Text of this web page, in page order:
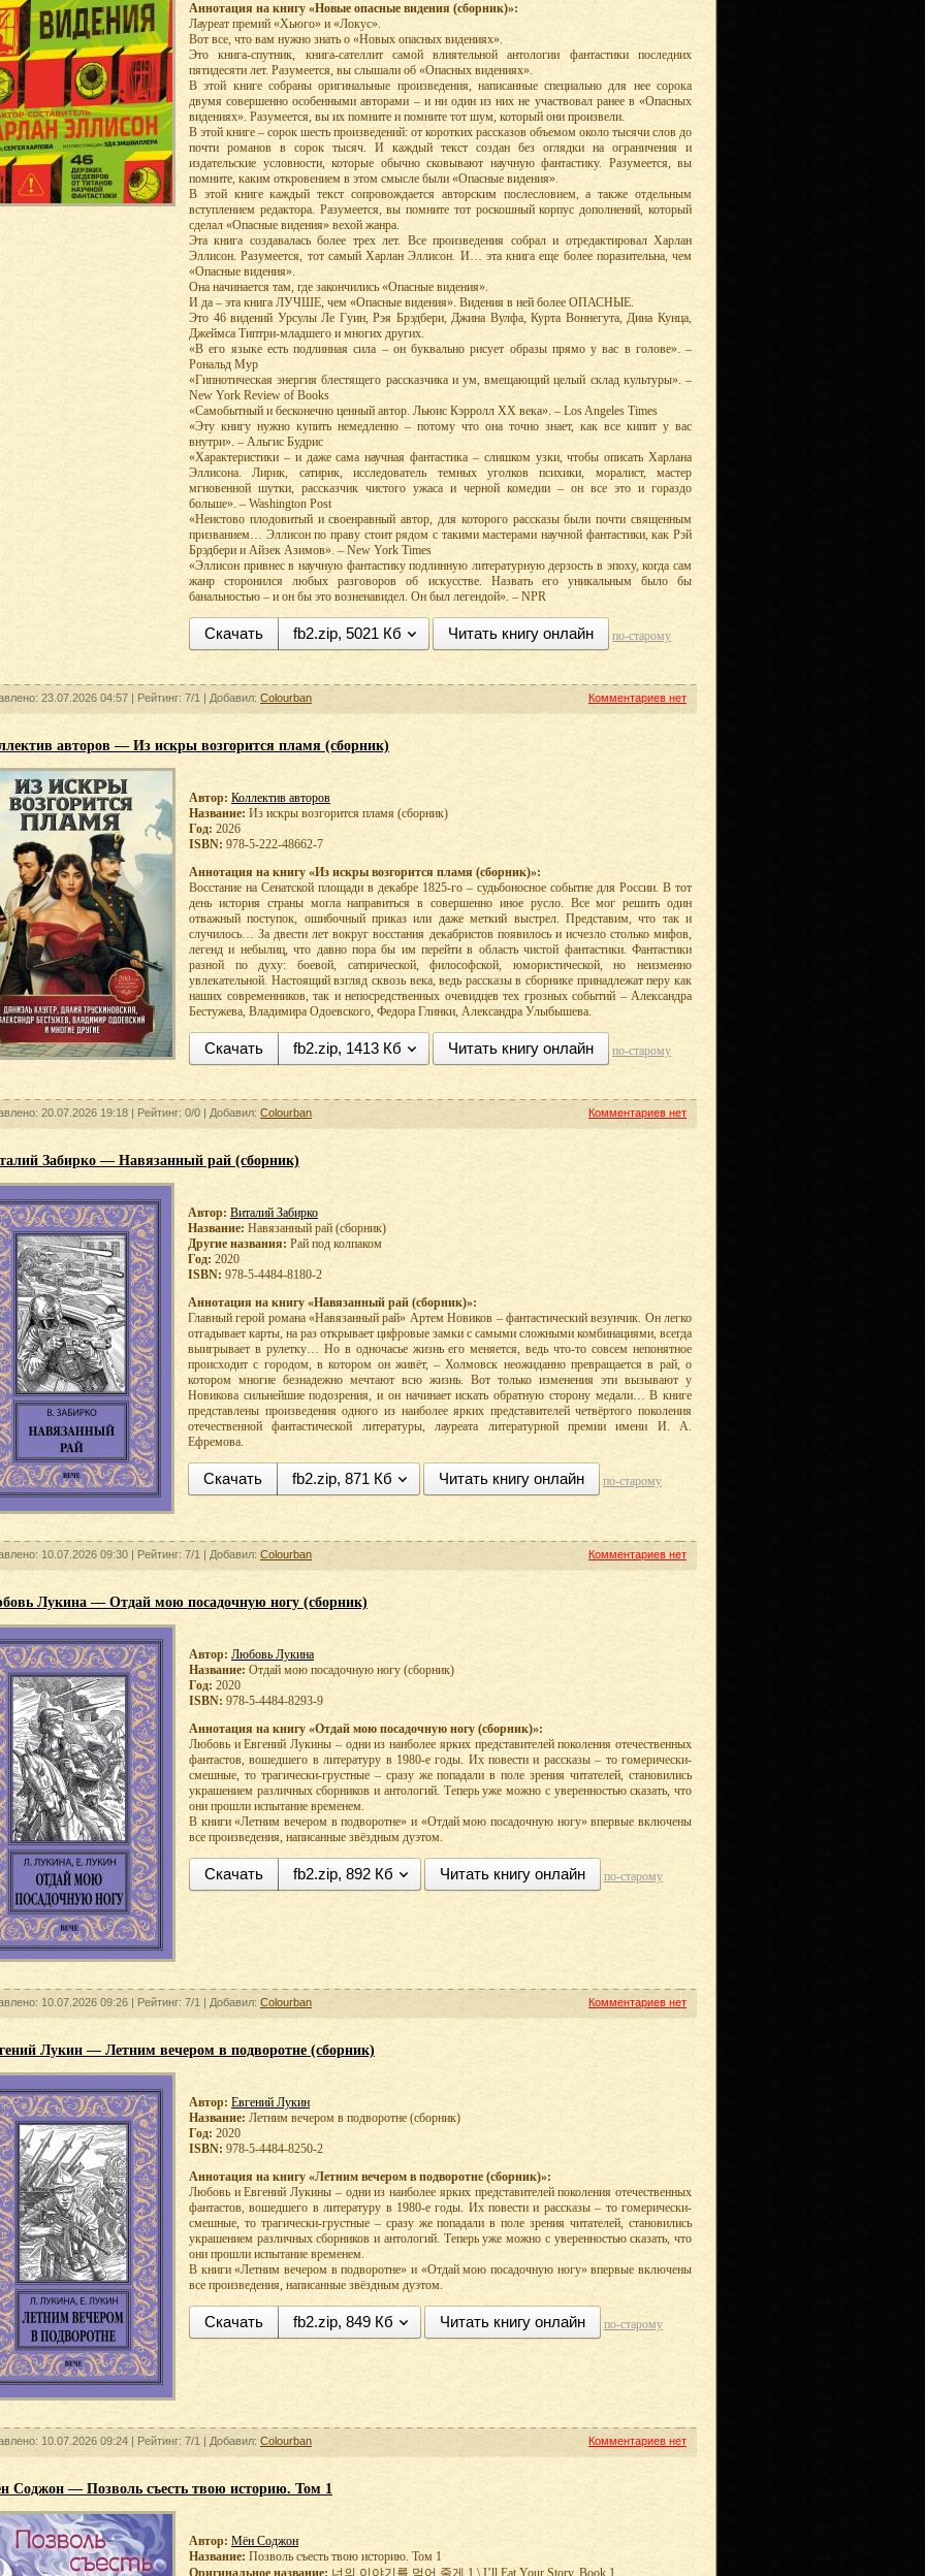
Аннотация на книгу «Новые опасные видения (сборник)»:
Лауреат премий «Хьюго» и «Локус».
Вот все, что вам нужно знать о «Новых опасных видениях».
Это книга-спутник, книга-сателлит самой влиятельной антологии фантастики последних
пятидесяти лет. Разумеется, вы слышали об «Опасных видениях».
В этой книге собраны оригинальные произведения, написанные специально для нее сорока
двумя совершенно особенными авторами – и ни один из них не участвовал ранее в «Опасных
видениях». Разумеется, вы их помните и помните тот шум, который они произвели.
В этой книге – сорок шесть произведений: от коротких рассказов объемом около тысячи слов до
почти романов в сорок тысяч. И каждый текст создан без оглядки на ограничения и
издательские условности, которые обычно сковывают научную фантастику. Разумеется, вы
помните, каким откровением в этом смысле были «Опасные видения».
В этой книге каждый текст сопровождается авторским послесловием, а также отдельным
вступлением редактора. Разумеется, вы помните тот роскошный корпус дополнений, который
сделал «Опасные видения» вехой жанра.
Эта книга создавалась более трех лет. Все произведения собрал и отредактировал Харлан
Эллисон. Разумеется, тот самый Харлан Эллисон. И… эта книга еще более поразительна, чем
«Опасные видения».
Она начинается там, где закончились «Опасные видения».
И да – эта книга ЛУЧШЕ, чем «Опасные видения». Видения в ней более ОПАСНЫЕ.
Это 46 видений Урсулы Ле Гуин, Рэя Брэдбери, Джина Вулфа, Курта Воннегута, Дина Кунца,
Джеймса Типтри-младшего и многих других.
«В его языке есть подлинная сила – он буквально рисует образы прямо у вас в голове». –
Рональд Мур
«Гипнотическая энергия блестящего рассказчика и ум, вмещающий целый склад культуры». –
New York Review of Books
«Самобытный и бесконечно ценный автор. Льюис Кэрролл XX века». – Los Angeles Times
«Эту книгу нужно купить немедленно – потому что она точно знает, как все кипит у вас
внутри». – Альгис Будрис
«Характеристики – и даже сама научная фантастика – слишком узки, чтобы описать Харлана
Эллисона. Лирик, сатирик, исследователь темных уголков психики, моралист, мастер
мгновенной шутки, рассказчик чистого ужаса и черной комедии – он все это и гораздо
больше». – Washington Post
«Неистово плодовитый и своенравный автор, для которого рассказы были почти священным
призванием… Эллисон по праву стоит рядом с такими мастерами научной фантастики, как Рэй
Брэдбери и Айзек Азимов». – New York Times
«Эллисон привнес в научную фантастику подлинную литературную дерзость в эпоху, когда сам
жанр сторонился любых разговоров об искусстве. Назвать его уникальным было бы
банальностью – и он бы это возненавидел. Он был легендой». – NPR
Скачать fb2.zip, 5021 Кб Читать книгу онлайн по-старому
23.07.2026 04:57 | Рейтинг: 7/1 | Добавил: Colourban Комментариев нет
авторов — Из искры возгорится пламя (сборник)
Автор: Коллектив авторов
Название: Из искры возгорится пламя (сборник)
Год: 2026
ISBN: 978-5-222-48662-7
Аннотация на книгу «Из искры возгорится пламя (сборник)»:
Восстание на Сенатской площади в декабре 1825-го – судьбоносное событие для России. В тот
день история страны могла направиться в совершенно иное русло. Все мог решить один
отважный поступок, ошибочный приказ или даже меткий выстрел. Представим, что так и
случилось… За двести лет вокруг восстания декабристов появилось и исчезло столько мифов,
легенд и небылиц, что давно пора бы им перейти в область чистой фантастики. Фантастики
разной по духу: боевой, сатирической, философской, юмористической, но неизменно
увлекательной. Настоящий взгляд сквозь века, ведь рассказы в сборнике принадлежат перу как
наших современников, так и непосредственных очевидцев тех грозных событий – Александра
Бестужева, Владимира Одоевского, Федора Глинки, Александра Улыбышева.
Скачать fb2.zip, 1413 Кб Читать книгу онлайн по-старому
20.07.2026 19:18 | Рейтинг: 0/0 | Добавил: Colourban Комментариев нет
Забирко — Навязанный рай (сборник)
Автор: Виталий Забирко
Название: Навязанный рай (сборник)
Другие названия: Рай под колпаком
Год: 2020
ISBN: 978-5-4484-8180-2
Аннотация на книгу «Навязанный рай (сборник)»:
Главный герой романа «Навязанный рай» Артем Новиков – фантастический везунчик. Он легко
отгадывает карты, на раз открывает цифровые замки с самыми сложными комбинациями, всегда
выигрывает в рулетку… Но в одночасье жизнь его меняется, ведь что-то совсем непонятное
происходит с городом, в котором он живёт, – Холмовск неожиданно превращается в рай, о
котором многие безнадежно мечтают всю жизнь. Вот только изменения эти вызывают у
Новикова сильнейшие подозрения, и он начинает искать обратную сторону медали… В книге
представлены произведения одного из наиболее ярких представителей четвёртого поколения
отечественной фантастической литературы, лауреата литературной премии имени И. А.
Ефремова.
Скачать fb2.zip, 871 Кб Читать книгу онлайн по-старому
10.07.2026 09:30 | Рейтинг: 7/1 | Добавил: Colourban Комментариев нет
Лукина — Отдай мою посадочную ногу (сборник)
Автор: Любовь Лукина
Название: Отдай мою посадочную ногу (сборник)
Год: 2020
ISBN: 978-5-4484-8293-9
Аннотация на книгу «Отдай мою посадочную ногу (сборник)»:
Любовь и Евгений Лукины – одни из наиболее ярких представителей поколения отечественных
фантастов, вошедшего в литературу в 1980-е годы. Их повести и рассказы – то гомерически-
смешные, то трагически-грустные – сразу же попадали в поле зрения читателей, становились
украшением различных сборников и антологий. Теперь уже можно с уверенностью сказать, что
они прошли испытание временем.
В книги «Летним вечером в подворотне» и «Отдай мою посадочную ногу» впервые включены
все произведения, написанные звёздным дуэтом.
Скачать fb2.zip, 892 Кб Читать книгу онлайн по-старому
10.07.2026 09:26 | Рейтинг: 7/1 | Добавил: Colourban Комментариев нет
Лукин — Летним вечером в подворотне (сборник)
Автор: Евгений Лукин
Название: Летним вечером в подворотне (сборник)
Год: 2020
ISBN: 978-5-4484-8250-2
Аннотация на книгу «Летним вечером в подворотне (сборник)»:
Любовь и Евгений Лукины – одни из наиболее ярких представителей поколения отечественных
фантастов, вошедшего в литературу в 1980-е годы. Их повести и рассказы – то гомерически-
смешные, то трагически-грустные – сразу же попадали в поле зрения читателей, становились
украшением различных сборников и антологий. Теперь уже можно с уверенностью сказать, что
они прошли испытание временем.
В книги «Летним вечером в подворотне» и «Отдай мою посадочную ногу» впервые включены
все произведения, написанные звёздным дуэтом.
Скачать fb2.zip, 849 Кб Читать книгу онлайн по-старому
10.07.2026 09:24 | Рейтинг: 7/1 | Добавил: Colourban Комментариев нет
Соджон — Позволь съесть твою историю. Том 1
Автор: Мён Соджон
Название: Позволь съесть твою историю. Том 1
Оригинальное название: 너의 이야기를 먹어 줄게 1 \ I’ll Eat Your Story. Book 1